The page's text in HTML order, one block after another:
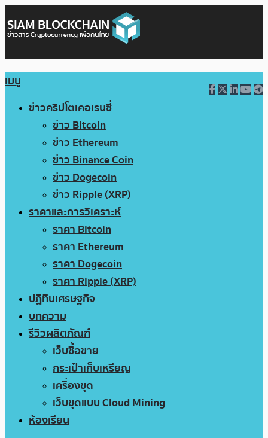
เมนู
ข่าวคริปโตเคอเรนซี่
ข่าว Bitcoin
ข่าว Ethereum
ข่าว Binance Coin
ข่าว Dogecoin
ข่าว Ripple (XRP)
ราคาและการวิเคราะห์
ราคา Bitcoin
ราคา Ethereum
ราคา Dogecoin
ราคา Ripple (XRP)
ปฏิทินเศรษฐกิจ
บทความ
รีวิวผลิตภัณฑ์
เว็บซื้อขาย
กระเป๋าเก็บเหรียญ
เครื่องขุด
เว็บขุดแบบ Cloud Mining
ห้องเรียน